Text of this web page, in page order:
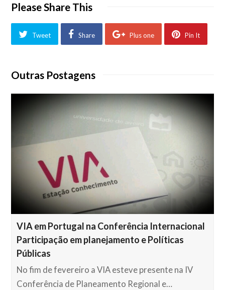
Please Share This
Tweet Share Plus one Pin It
Outras Postagens
VIA em Portugal na Conferência Internacional
Participação em planejamento e Políticas
Públicas
No fim de fevereiro a VIA esteve presente na IV
Conferência de Planeamento Regional e…